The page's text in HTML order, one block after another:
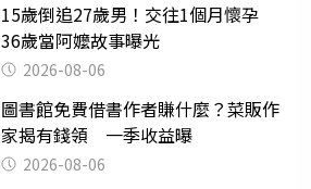
15歲倒追27歲男！交往1個月懷孕
36歲當阿嬤故事曝光
2026-08-06
圖書館免費借書作者賺什麼？菜販作
家揭有錢領 一季收益曝
2026-08-06